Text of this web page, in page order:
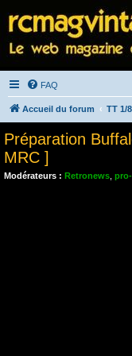
FAQ
Accueil du forum TT 1/
Préparation
MRC ]
Modérateurs : Retronews